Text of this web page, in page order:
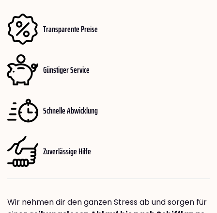
Transparente Preise
Günstiger Service
Schnelle Abwicklung
Zuverlässige Hilfe
Wir nehmen dir den ganzen Stress ab und sorgen für